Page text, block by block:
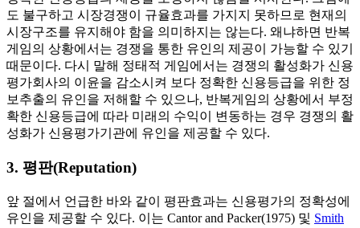
도 불구하고 시장경쟁이 규율효과를 가지지 못하므로 현재의
시장구조를 유지해야 함을 의미하지는 않는다. 왜냐하면 반복
게임의 상황에서는 경쟁을 통한 유인의 제공이 가능할 수 있기
때문이다. 다시 말해 정태적 게임에서는 경쟁의 활성화가 신용
평가회사의 이윤을 감소시켜 보다 정확한 신용등급을 위한 정
보추출의 유인을 저해할 수 있으나, 반복게임의 상황에서 부정
확한 신용등급에 따라 미래의 수익이 변동하는 경우 경쟁의 활
성화가 신용평가기관에 유인을 제공할 수 있다.
3. 평판(Reputation)
앞 절에서 언급한 바와 같이 평판효과는 신용평가의 정확성에
유인을 제공할 수 있다. 이는 Cantor and Packer(1975) 및 Smith